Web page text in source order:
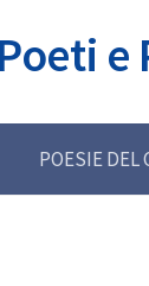
Poeti e
POESIE DEL